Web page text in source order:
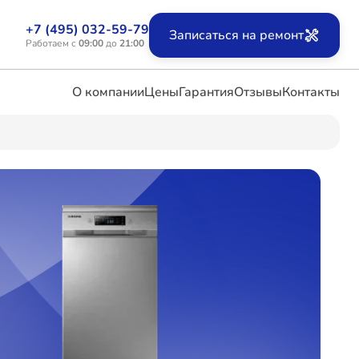
+7 (495) 032-59-79
Работаем с 09:00до 21:00 Записаться на ремонт
О компанииЦеныГарантияОтзывыКонтакты